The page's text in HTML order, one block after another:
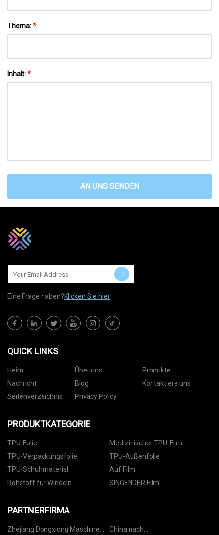
Thema:*
Inhalt:*
AN UNS SENDEN
Eine Frage haben?Klicken Sie hier
QUICK LINKS
Heim Über uns
Produkte
Nachricht
Blog
Kontaktiere uns
Seitenverzeichnis
Privacy Policy
PRODUKTKATEGORIE
TPU-Folie
Medizinischer TPU-Film
TPU-Verpackungsfolie
TPU-Außenfolie
TPU-Schuhmaterial
Auf Film
Rohstoff für Windeln
SINGENDER Film
PARTNERFIRMA
Zhejiang Dongxiong Maschine China nach